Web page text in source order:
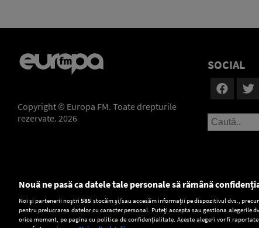
Copyright © Europa FM. Toate drepturile
rezervate. 2026
SOCIAL
Setări:
Dark Mode
Nouă ne pasă ca datele tale personale să rămână
Noi și partenerii noștri585 stocăm și/sau accesăm informații pe dispozitivul dvs.,
pentru prelucrarea datelor cu caracter personal. Puteți accepta sau gestiona alegerile
orice moment, pe pagina cu politica de confidențialitate. Aceste alegeri vor fi